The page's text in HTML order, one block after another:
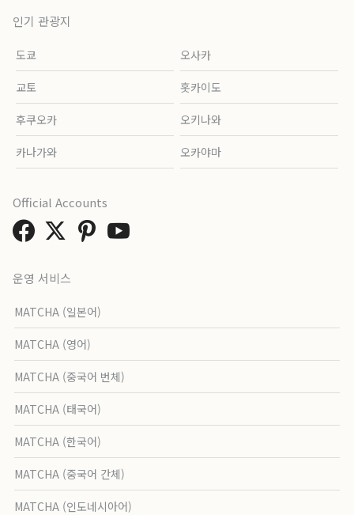
인기 관광지
도쿄 오사카
교토 홋카이도
후쿠오카 오키나와
카나가와 오카야마
운영 서비스
MATCHA (일본어)
MATCHA (영어)
MATCHA (중국어 번체)
MATCHA (태국어)
MATCHA (한국어)
MATCHA (중국어 간체)
MATCHA (인도네시아어)
Official Accounts